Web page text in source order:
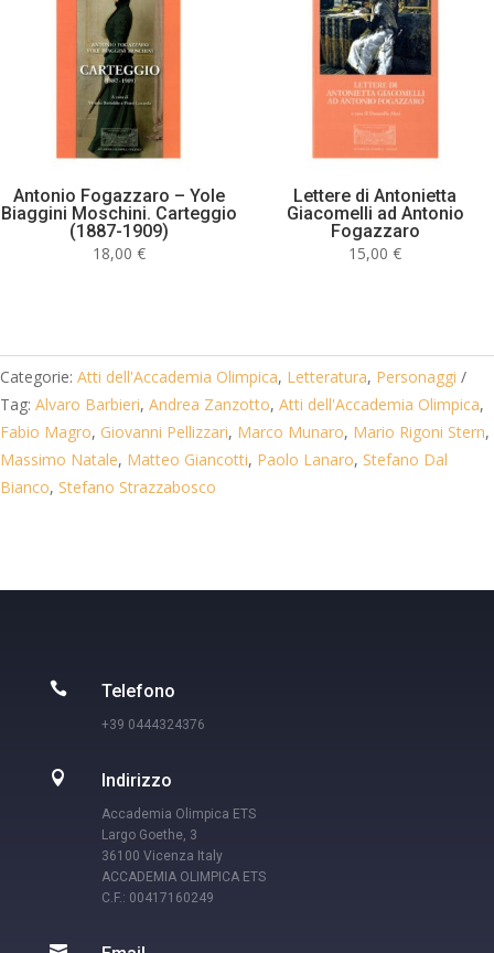
Antonio Fogazzaro – Yole
Biaggini Moschini. Carteggio
(1887-1909)
18,00 €
Lettere di Antonietta
Giacomelli ad Antonio
Fogazzaro
15,00€
Categorie: Atti dell'Accademia Olimpica, Letteratura, Personaggi
Tag: Alvaro Barbieri, Andrea Zanzotto, Atti dell'Accademia Olimpica,
Fabio Magro, Giovanni Pellizzari, Marco Munaro, Mario Rigoni Stern,
Massimo Natale, Matteo Giancotti, Paolo Lanaro, Stefano Dal
Bianco, Stefano Strazzabosco
 Telefono
+39 0444324376
 Indirizzo
Accademia Olimpica ETS
Largo Goethe, 3
36100 Vicenza Italy
ACCADEMIA OLIMPICA ETS
C.F.: 00417160249